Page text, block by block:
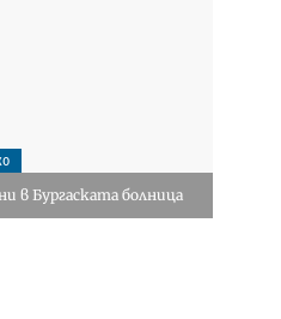
в Бургаската болница